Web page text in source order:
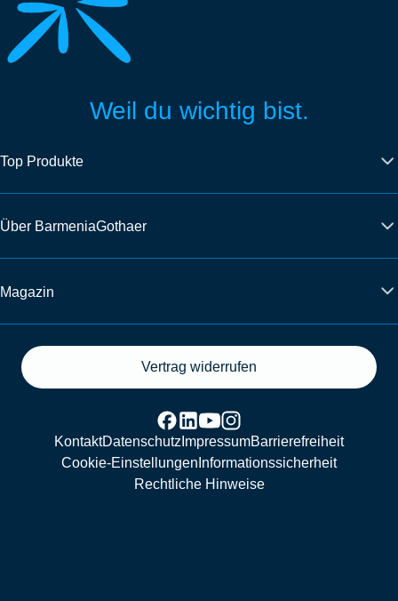
Weil du wichtig bist.
Top Produkte
Über BarmeniaGothaer
Magazin
Vertrag widerrufen
KontaktDatenschutz ImpressumBarrierefreiheit
Cookie-Einstellungen Informationssicherheit
Rechtliche Hinweise